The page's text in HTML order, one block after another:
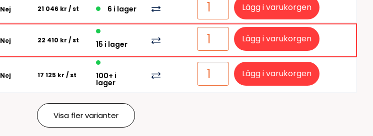
Nej 21 046 kr / st 6 i lager Lägg i varukorgen
Nej 22 410 kr / st 15 i lager Lägg i varukorgen
Nej 17 125 kr / st 100+ i
lager
Lägg i varukorgen
Visa fler varianter